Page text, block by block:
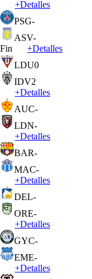
+Detalles
PSG-
ASV-
Fin
+Detalles
LDU0
IDV2
+Detalles
AUC-
LDN-
+Detalles
BAR-
MAC-
+Detalles
DEL-
ORE-
+Detalles
GYC-
EME-
+Detalles